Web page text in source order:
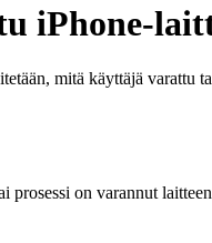
mitä käyttäjä varattu
on varannut